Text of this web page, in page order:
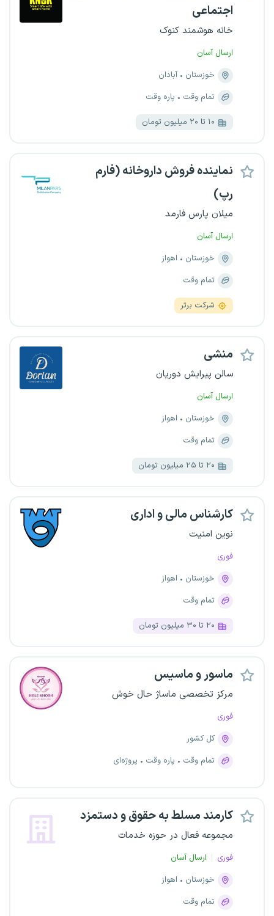
اجتماعی
خانه هوشمند کنوک
ارسال آسان
خوزستان
آبادان
تمام وقت
پاره وقت
۱۰ تا ۲۰ میلیون تومان
نماینده فروش داروخانه (فارم
رپ)
میلان پارس فارمد
ارسال آسان
خوزستان
اهواز
تمام وقت
شرکت برتر
منشی
سالن پیرایش دوریان
ارسال آسان
خوزستان
اهواز
تمام وقت
۲۰ تا ۲۵ میلیون تومان
کارشناس مالی و اداری
نوین امنیت
فوری
خوزستان
اهواز
تمام وقت
۲۰ تا ۳۰ میلیون تومان
ماسور و ماسیس
مرکز تخصصی ماساژ حال خوش
فوری
کل کشور
تمام وقت
پاره وقت پروژه‌ای
کارمند مسلط به حقوق و دستمزد
مجموعه فعال در حوزه خدمات
فوری
ارسال آسان
خوزستان
اهواز
تمام وقت